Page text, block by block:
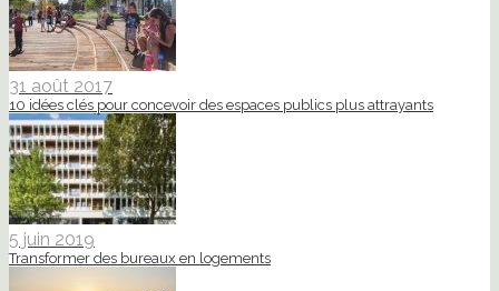
31 août 2017
10 idées clés pour concevoir des espaces publics plus attrayants
5 juin 2019
Transformer des bureaux en logements